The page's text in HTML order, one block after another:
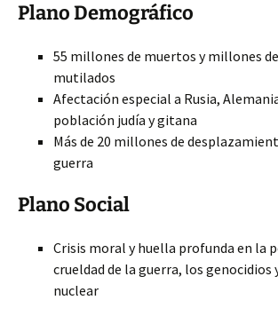
Plano Demográfico
55 millones de muertos y millones
mutilados
Afectación especial a Rusia,
población judía y gitana
Más de 20 millones de
guerra
Plano Social
Crisis moral y huella profunda en la
crueldad de la guerra, los genocidios
nuclear